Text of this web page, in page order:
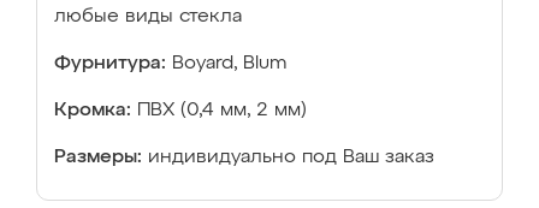
любые виды стекла
Фурнитура: Boyard, Blum
Кромка: ПВХ (0,4 мм, 2 мм)
Размеры: индивидуально под Ваш заказ